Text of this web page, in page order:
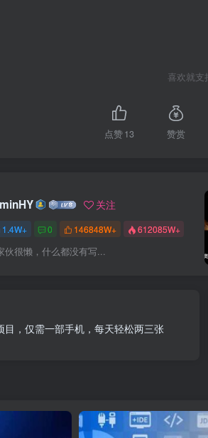
喜欢就支
点赞13 赞赏
关注
1.4W+ 0 146848W+ 612085W+
伙很懒，什么都没有写...
目，仅需一部手机，每天轻松两三张